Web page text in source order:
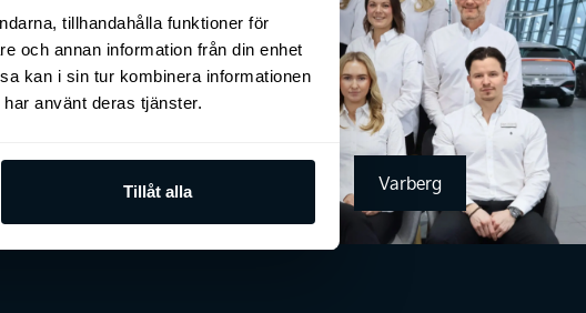
tillhandahålla funktioner för
och annan information från din enhet
kan i sin tur kombinera informationen
använt deras tjänster.
Tillåt alla Varberg